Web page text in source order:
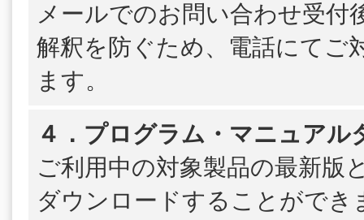
メールでのお問い合わせ受付
解釈を防ぐため、電話にてご
ます。
４．プログラム・マニュアル
ご利用中の対象製品の最新版
ダウンロードすることができ